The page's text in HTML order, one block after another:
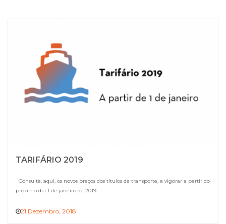
TARIFÁRIO 2019
Consulte, aqui, os novos preços dos títulos de transporte, a vigorar a partir do
próximo dia 1 de janeiro de 2019.
21 Dezembro, 2018